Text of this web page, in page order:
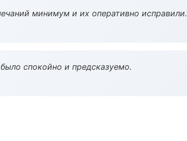
минимум и их оперативно исправили.
спокойно и предсказуемо.